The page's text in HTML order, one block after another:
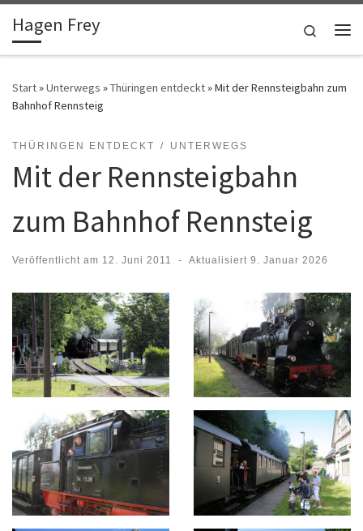
Zum Inhalt springen
Hagen Frey
Search
Start»Unterwegs »Thüringen entdeckt»Mit der Rennsteigbahn zum
Bahnhof Rennsteig
THÜRINGEN ENTDECKT UNTERWEGS
Mit der Rennsteigbahn
zum Bahnhof Rennsteig
Veröffentlicht am 12. Juni 2011 - Aktualisiert 9. Januar 2026